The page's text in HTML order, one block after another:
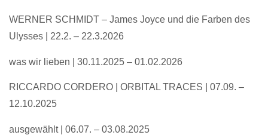
WERNER SCHMIDT – James Joyce und die Farben des
Ulysses | 22.2. – 22.3.2026
was wir lieben | 30.11.2025 – 01.02.2026
RICCARDO CORDERO | ORBITAL TRACES
| 07.09. –
12.10.2025
ausgewählt | 06.07. – 03.08.2025